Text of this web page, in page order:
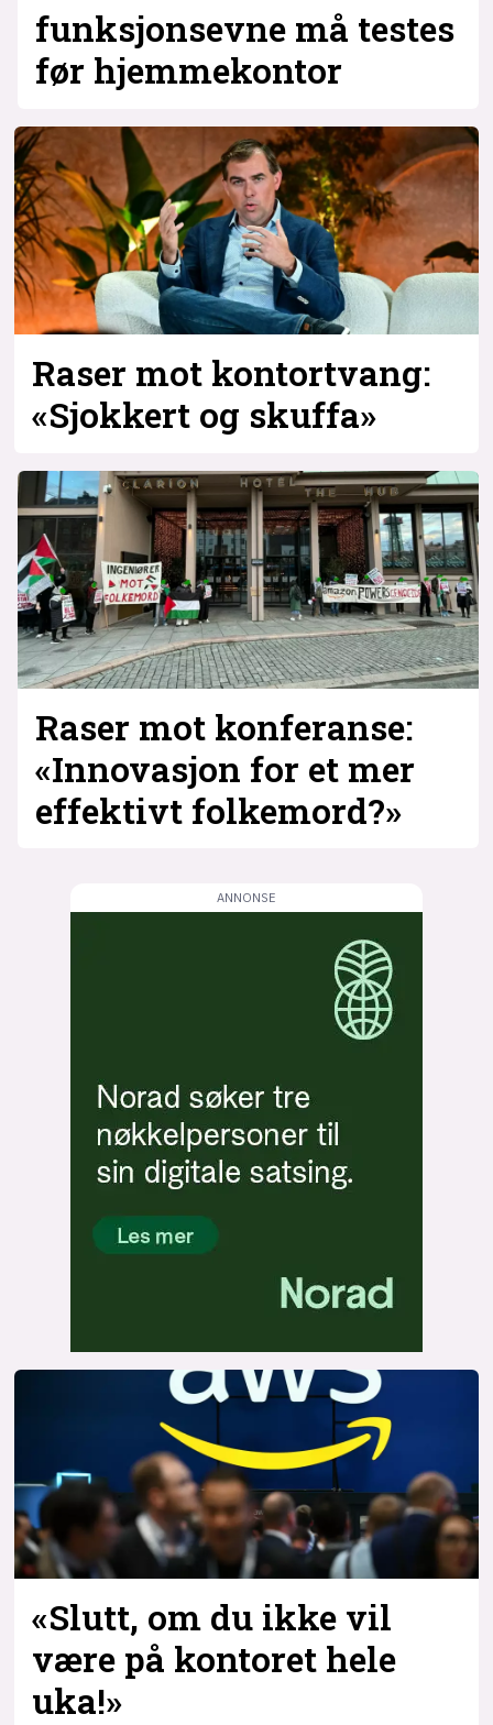
funksjonsevne må testes
før hjemmekontor
Raser mot kontortvang:
«Sjokkert og skuffa»
Raser mot konferanse:
«Innovasjon for et mer
effektivt folkemord?»
«Slutt, om du ikke vil
være på kontoret hele
uka!»